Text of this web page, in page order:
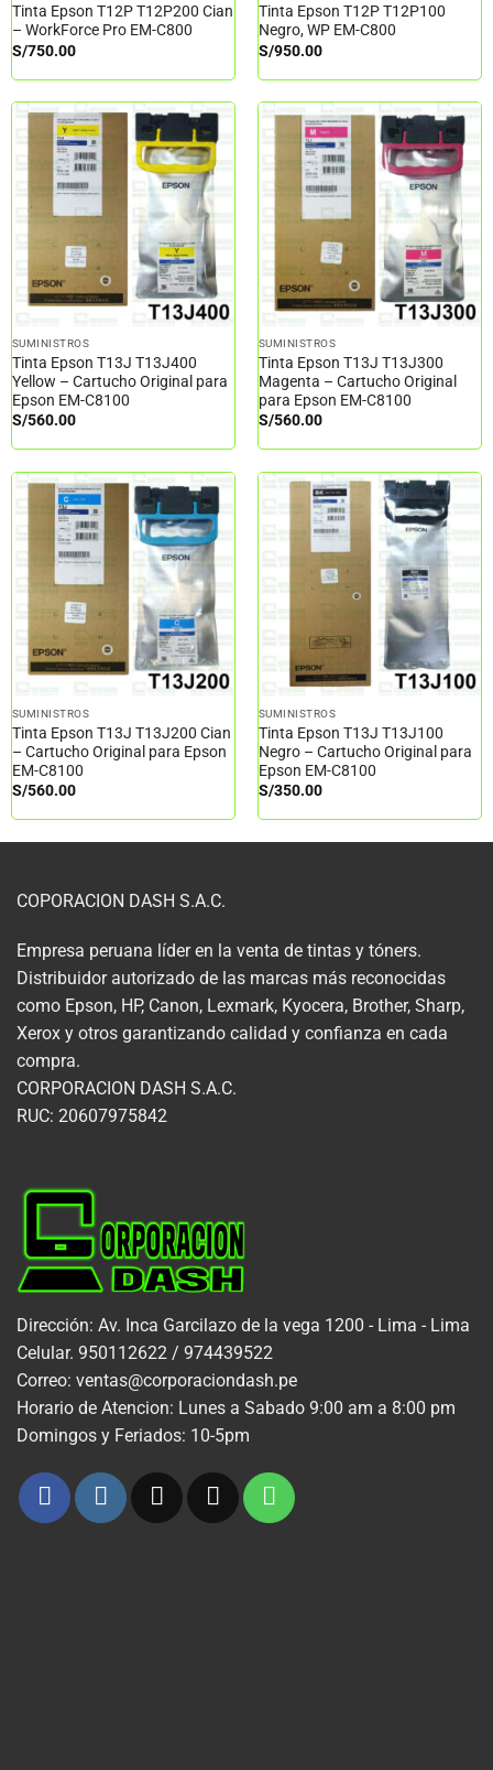
Tinta Epson T12P T12P200 Cian
– WorkForce Pro EM-C800
S/750.00
Tinta Epson T12P T12P100
Negro, WP EM-C800
S/950.00
SUMINISTROS
Tinta Epson T13J T13J400
Yellow – Cartucho Original para
Epson EM-C8100
S/560.00
SUMINISTROS
Tinta Epson T13J T13J300
Magenta – Cartucho Original
para Epson EM-C8100
S/560.00
SUMINISTROS
Tinta Epson T13J T13J200 Cian
– Cartucho Original para Epson
EM-C8100
S/560.00
SUMINISTROS
Tinta Epson T13J T13J100
Negro – Cartucho Original para
Epson EM-C8100
S/350.00
COPORACION DASH S.A.C.
Empresa peruana líder en la venta de tintas y tóners.
Distribuidor autorizado de las marcas más reconocidas
como Epson, HP, Canon, Lexmark, Kyocera, Brother, Sharp,
Xerox y otros garantizando calidad y confianza en cada
compra.
CORPORACION DASH S.A.C.
RUC: 20607975842
Dirección: Av. Inca Garcilazo de la vega 1200 - Lima - Lima
Celular. 950112622 / 974439522
Correo: ventas@corporaciondash.pe
Horario de Atencion: Lunes a Sabado 9:00 am a 8:00 pm
Domingos y Feriados: 10-5pm